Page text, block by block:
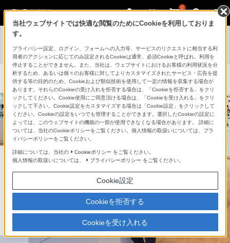
0
店舗情報・
アクセス
採用情報
よくある
お問い合わせ
ソニーストア 店舗のご案内
見て
心踊る体験を。
「スタイリスト」がお客様の生活を
豊かにするお手伝いをいたします
当社ウェブサイトでは快適な閲覧のためにCookieを利用しておりま
す。
プライバシー設定、ログイン、フォームへの入力等、サービスのリクエストに相当する利
用者のアクションに応じてのみ設定されるCookieは通常、必須Cookieと呼ばれ、利用を
停止することができません。また、当社は、ウェブサイトにおけるお客様の利用状況を分
析するため、あるいは個々のお客様に対してよりカスタマイズされたサービス・広告を提
供する等の目的のため、Cookieおよび類似技術を使用して一定の情報を収集する場合が
あります。それらのCookieの受け入れを拒否する場合は、「Cookieを拒否する」をクリ
ックしてください。Cookie使用にご同意頂ける場合は、「Cookieを受け入れる」をクリ
ックして下さい。Cookie設定をカスタマイズする場合は「Cookie設定」をクリックして
ください。Cookieの設定をいつでも管理することができます。選択したCookieの設定に
よっては、このウェブサイトの機能の一部が使用できなくなる場合があります。 詳細に
ついては、当社のCookieポリシーをご覧ください。個人情報の取扱いについては、プラ
イバシーポリシーをご覧ください。
詳細については、当社の Cookieポリシー をご覧ください。
個人情報の取扱いについては、
プライバシーポリシー をご覧ください。
Cookie設定
Cookieを拒否する
Cookieを受け入れる